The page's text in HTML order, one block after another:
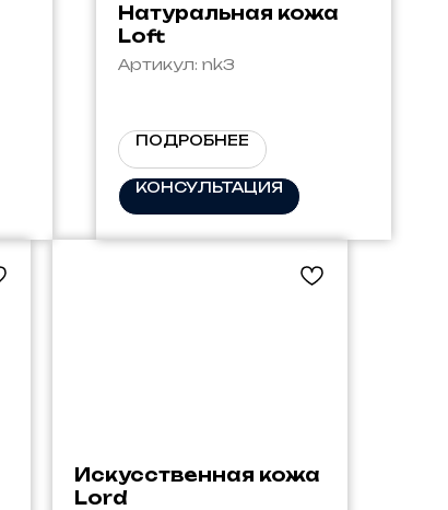
Натуральная кожа
Loft
Артикул: nk3
ПОДРОБНЕЕ
КОНСУЛЬТАЦИЯ
Искусственная кожа
Lord